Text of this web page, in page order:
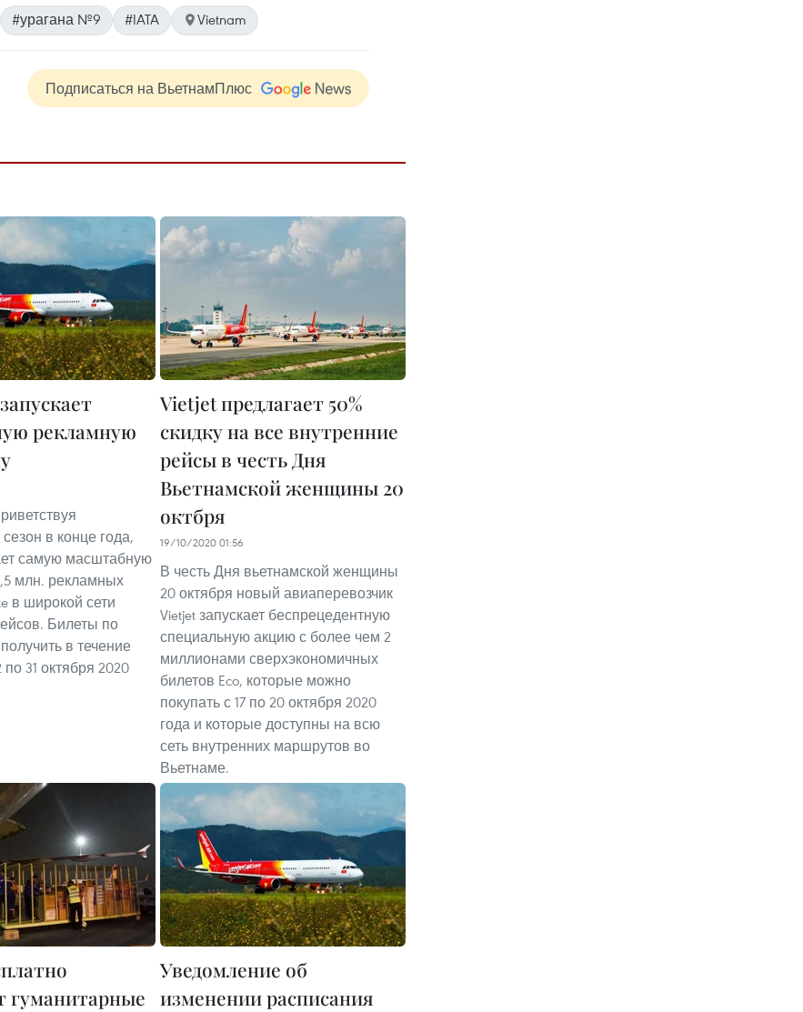
#урагана №9 #IATA Vietnam
Подписаться на ВьетнамПлюс
рекламную
в конце года,
самую масштабную
млн. рекламных
в широкой сети
Билеты по
в течение
по 31 октября 2020
Vietjet предлагает 50%
скидку на все внутренние
рейсы в честь Дня
Вьетнамской женщины 20
октбря
19/10/2020 01:56
В честь Дня вьетнамской женщины
20 октября новый авиаперевозчик
Vietjet запускает беспрецедентную
специальную акцию с более чем 2
миллионами сверхэкономичных
билетов Eco, которые можно
покупать с 17 по 20 октября 2020
года и которые доступны на всю
сеть внутренних маршрутов во
Вьетнаме.
гуманитарные
Уведомление об
изменении расписания